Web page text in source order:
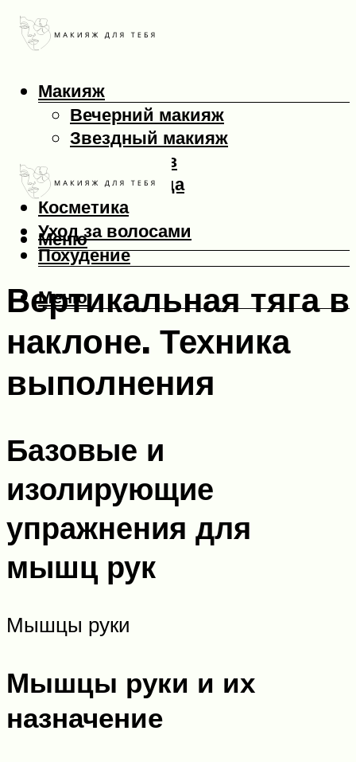
Макияж
Вечерний макияж
Звездный макияж
Макияж глаз
Макияж лица
Косметика
Уход за волосами
Похудение
Меню
Меню
Вертикальная тяга в
наклоне. Техника
выполнения
Базовые и
изолирующие
упражнения для
мышц рук
Мышцы руки
Мышцы руки и их
назначение